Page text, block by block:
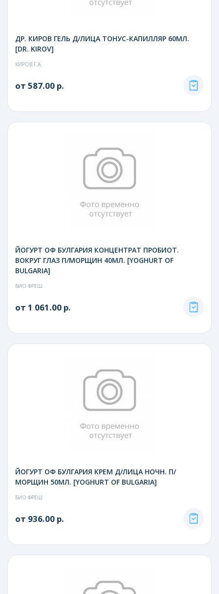
ДР. КИРОВ ГЕЛЬ Д/ЛИЦА ТОНУС-КАПИЛЛЯР 60МЛ.
[DR. KIROV]
КИРОВ Г.А.
от 587.00 р.
ЙОГУРТ ОФ БУЛГАРИЯ КОНЦЕНТРАТ ПРОБИОТ.
ВОКРУГ ГЛАЗ П/МОРЩИН 40МЛ. [YOGHURT OF
BULGARIA]
БИО ФРЕШ
от 1 061.00 р.
ЙОГУРТ ОФ БУЛГАРИЯ КРЕМ Д/ЛИЦА НОЧН. П/
МОРЩИН 50МЛ. [YOGHURT OF BULGARIA]
БИО ФРЕШ
от 936.00 р.